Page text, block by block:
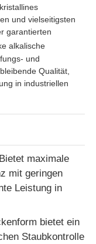
und vielseitigsten
garantierten
alkalische
und
Qualität,
in industriellen
Bietet maximale
mit geringen
Leistung in
bietet ein
Staubkontrolle